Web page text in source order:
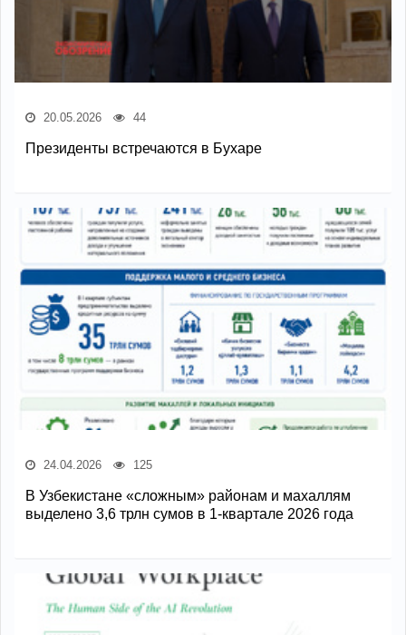
20.05.2026 44
Президенты встречаются в Бухаре
24.04.2026 125
В Узбекистане «сложным» районам и махаллям
выделено 3,6 трлн сумов в 1-квартале 2026 года